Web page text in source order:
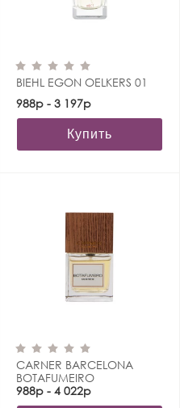
BIEHL EGON OELKERS 01
988р - 3 197р
Купить
CARNER BARCELONA
BOTAFUMEIRO
988р - 4 022р